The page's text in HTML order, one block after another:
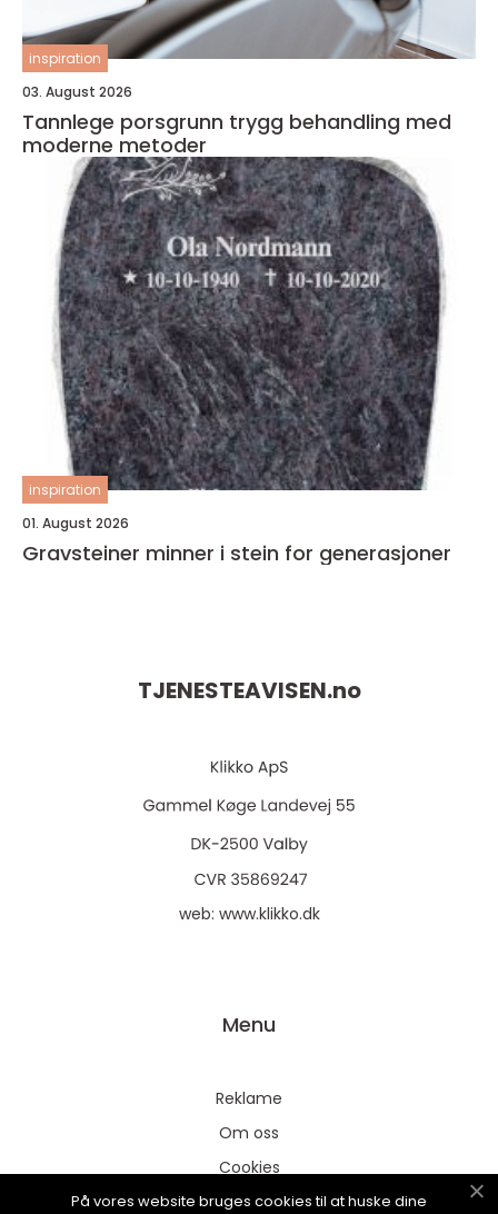
inspiration
03. August 2026
Tannlege porsgrunn trygg behandling med
moderne metoder
inspiration
01. August 2026
Gravsteiner minner i stein for generasjoner
TJENESTEAVISEN.no
web: www.klikko.dk
Menu
Reklame
Om oss
Cookies
Kontakt Oss
På vores website bruges cookies til at huske dine